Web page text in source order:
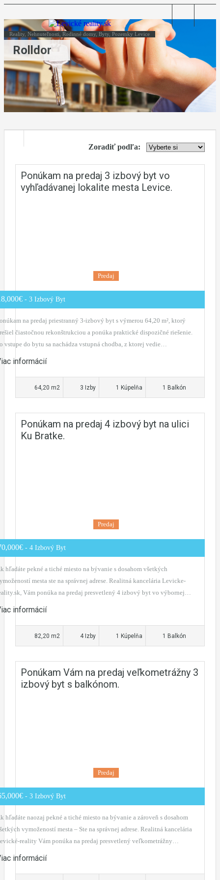
Reality, Nehnuteľnosti, Rodinné domy, Byty, Pozemky Levice
Rolldor
Zoradiť podľa:
Ponúkam na predaj 3 izbový byt vo
vyhľadávanej lokalite mesta Levice.
Predaj
- 3 Izbový Byt
na predaj priestranný 3-izbový byt s výmerou 64,20 m², ktorý
čiastočnou rekonštrukciou a ponúka praktické dispozičné riešenie.
vstupe do bytu sa nachádza vstupná chodba, z ktorej vedie…
informácií
64,20 m2 3 Izby 1 Kúpelňa 1 Balkón
Ponúkam na predaj 4 izbový byt na ulici
Ku Bratke.
Predaj
- 4 Izbový Byt
hľadáte pekné a tiché miesto na bývanie s dosahom všetkých
mesta ste na správnej adrese. Realitná kancelária Levicke-
Vám ponúka na predaj presvetlený 4 izbový byt vo výbornej…
informácií
82,20 m2 4 Izby 1 Kúpelňa 1 Balkón
Ponúkam Vám na predaj veľkometrážny 3
izbový byt s balkónom.
Predaj
- 3 Izbový Byt
hľadáte naozaj pekné a tiché miesto na bývanie a zároveň s dosahom
vymožeností mesta – Ste na správnej adrese. Realitná kancelária
reality Vám ponúka na predaj presvetlený veľkometrážny…
informácií